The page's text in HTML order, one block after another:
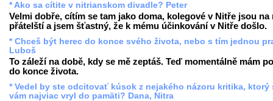
* Ako sa cítite v nitrianskom divadle? Peter
Velmi dobře, cítím se tam jako doma, kolegové v Nitře jsou na
přátelští a jsem šťastný, že k mému účinkování v Nitře došlo.
* Chceš být herec do konce svého života, nebo s tím jednou
Luboš
To záleží na době, kdy se mě zeptáš. Teď momentálně mám
do konce života.
* Vedel by ste odcitovať kúsok z nejakého názoru kritika, ktorý
vám najviac vryl do pamäti? Dana, Nitra